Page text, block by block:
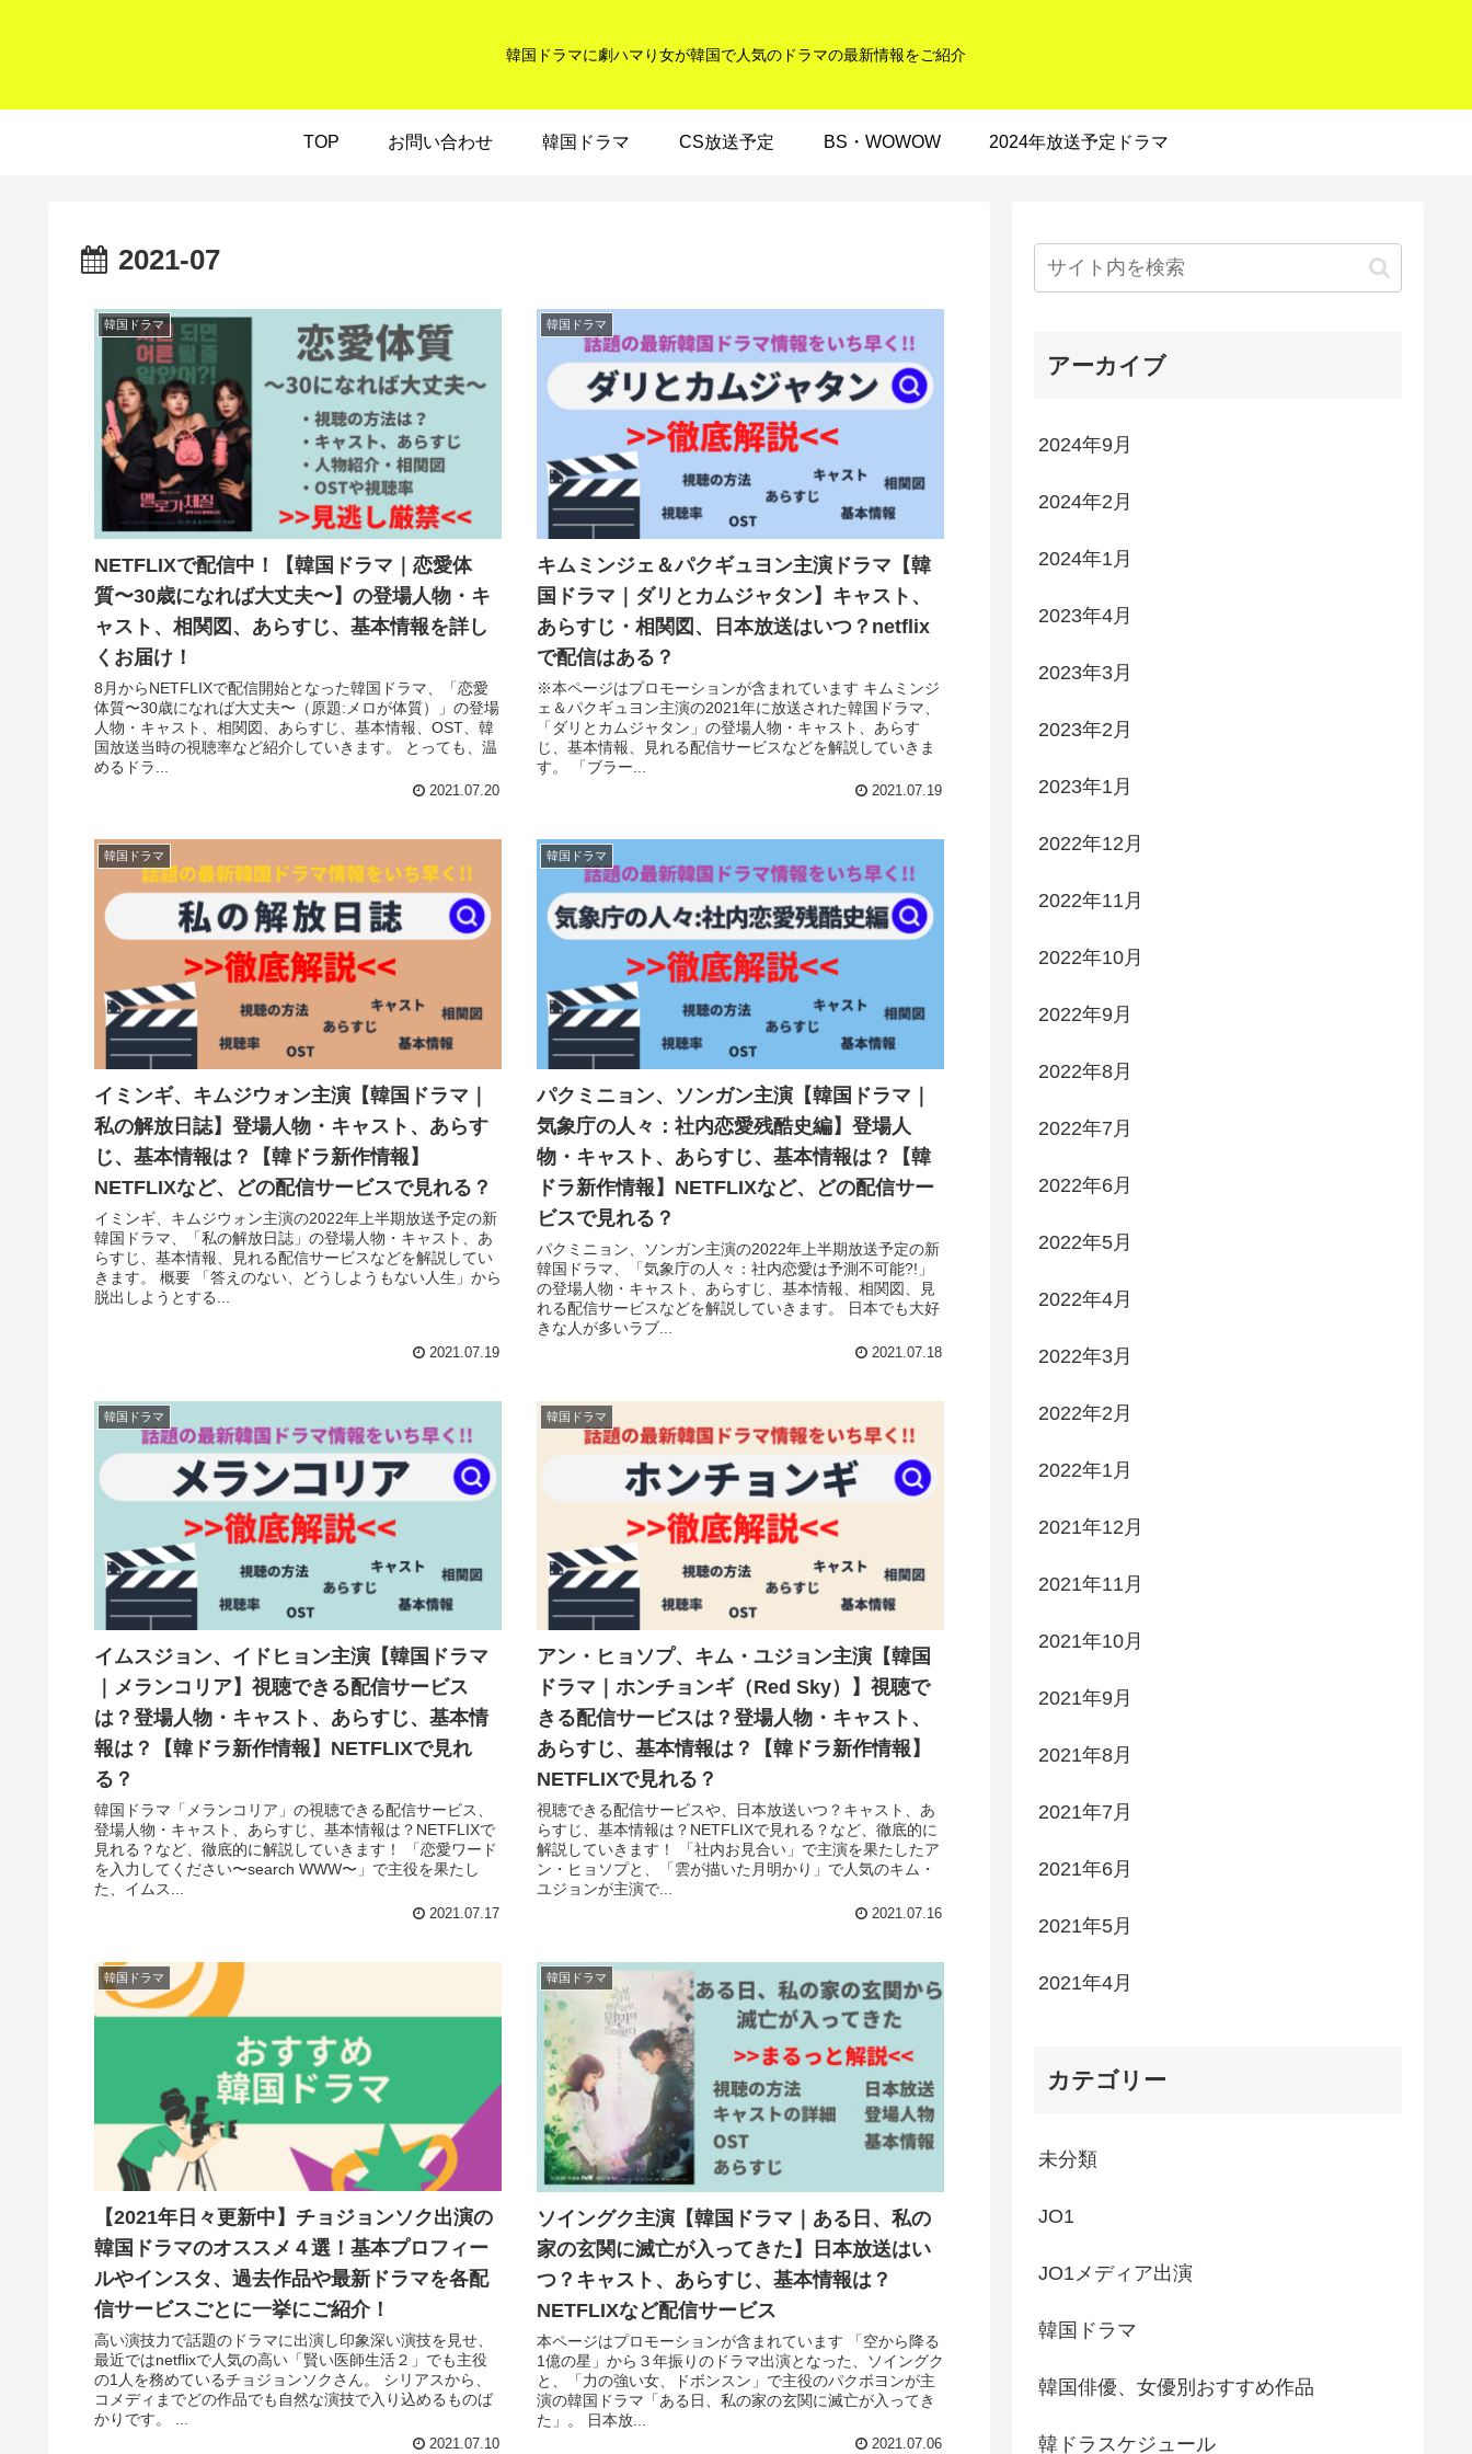
韓国ドラマに劇ハマり女が韓国で人気のドラマの最新情報をご紹介
TOP お問い合わせ 韓国ドラマ CS放送予定 BS・WOWOW 2024年放送予定ドラマ
2021-07
韓国ドラマ
NETFLIXで配信中！【韓国ドラマ｜恋愛体
質〜30歳になれば大丈夫〜】の登場人物・キ
ャスト、相関図、あらすじ、基本情報を詳し
くお届け！
8月からNETFLIXで配信開始となった韓国ドラマ、「恋愛
体質〜30歳になれば大丈夫〜（原題:メロが体質）」の登場
人物・キャスト、相関図、あらすじ、基本情報、OST、韓
国放送当時の視聴率など紹介していきます。 とっても、温
めるドラ...
2021.07.20
韓国ドラマ
キムミンジェ＆パクギュヨン主演ドラマ【韓
国ドラマ｜ダリとカムジャタン】キャスト、
あらすじ・相関図、日本放送はいつ？netflix
で配信はある？
※本ページはプロモーションが含まれています キムミンジ
ェ＆パクギュヨン主演の2021年に放送された韓国ドラマ、
「ダリとカムジャタン」の登場人物・キャスト、あらす
じ、基本情報、見れる配信サービスなどを解説していきま
す。 「ブラー...
2021.07.19
韓国ドラマ
イミンギ、キムジウォン主演【韓国ドラマ｜
私の解放日誌】登場人物・キャスト、あらす
じ、基本情報は？【韓ドラ新作情報】
NETFLIXなど、どの配信サービスで見れる？
イミンギ、キムジウォン主演の2022年上半期放送予定の新
韓国ドラマ、「私の解放日誌」の登場人物・キャスト、あ
らすじ、基本情報、見れる配信サービスなどを解説してい
きます。 概要 「答えのない、どうしようもない人生」から
脱出しようとする...
2021.07.19
韓国ドラマ
パクミニョン、ソンガン主演【韓国ドラマ｜
気象庁の人々：社内恋愛残酷史編】登場人
物・キャスト、あらすじ、基本情報は？【韓
ドラ新作情報】NETFLIXなど、どの配信サー
ビスで見れる？
パクミニョン、ソンガン主演の2022年上半期放送予定の新
韓国ドラマ、「気象庁の人々：社内恋愛は予測不可能?!」
の登場人物・キャスト、あらすじ、基本情報、相関図、見
れる配信サービスなどを解説していきます。 日本でも大好
きな人が多いラブ...
2021.07.18
韓国ドラマ
イムスジョン、イドヒョン主演【韓国ドラマ
｜メランコリア】視聴できる配信サービス
は？登場人物・キャスト、あらすじ、基本情
報は？【韓ドラ新作情報】NETFLIXで見れ
る？
韓国ドラマ「メランコリア」の視聴できる配信サービス、
登場人物・キャスト、あらすじ、基本情報は？NETFLIXで
見れる？など、徹底的に解説していきます！ 「恋愛ワード
を入力してください〜search WWW〜」で主役を果たし
た、イムス...
2021.07.17
韓国ドラマ
アン・ヒョソプ、キム・ユジョン主演【韓国
ドラマ｜ホンチョンギ（Red Sky）】視聴で
きる配信サービスは？登場人物・キャスト、
あらすじ、基本情報は？【韓ドラ新作情報】
NETFLIXで見れる？
視聴できる配信サービスや、日本放送いつ？キャスト、あ
らすじ、基本情報は？NETFLIXで見れる？など、徹底的に
解説していきます！ 「社内お見合い」で主演を果たしたア
ン・ヒョソプと、「雲が描いた月明かり」で人気のキム・
ユジョンが主演で...
2021.07.16
韓国ドラマ
【2021年日々更新中】チョジョンソク出演の
韓国ドラマのオススメ４選！基本プロフィー
ルやインスタ、過去作品や最新ドラマを各配
信サービスごとに一挙にご紹介！
高い演技力で話題のドラマに出演し印象深い演技を見せ、
最近ではnetflixで人気の高い「賢い医師生活２」でも主役
の1人を務めているチョジョンソクさん。 シリアスから、
コメディまでどの作品でも自然な演技で入り込めるものば
かりです。 ...
2021.07.10
韓国ドラマ
ソイングク主演【韓国ドラマ｜ある日、私の
家の玄関に滅亡が入ってきた】日本放送はい
つ？キャスト、あらすじ、基本情報は？
NETFLIXなど配信サービス
本ページはプロモーションが含まれています 「空から降る
1億の星」から３年振りのドラマ出演となった、ソイングク
と、「力の強い女、ドボンスン」で主役のパクボヨンが主
演の韓国ドラマ「ある日、私の家の玄関に滅亡が入ってき
た」。 日本放...
2021.07.06
アーカイブ
2024年9月
2024年2月
2024年1月
2023年4月
2023年3月
2023年2月
2023年1月
2022年12月
2022年11月
2022年10月
2022年9月
2022年8月
2022年7月
2022年6月
2022年5月
2022年4月
2022年3月
2022年2月
2022年1月
2021年12月
2021年11月
2021年10月
2021年9月
2021年8月
2021年7月
2021年6月
2021年5月
2021年4月
カテゴリー
未分類
JO1
JO1メディア出演
韓国ドラマ
韓国俳優、女優別おすすめ作品
韓ドラスケジュール